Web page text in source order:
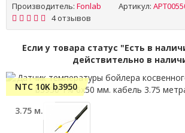
Производитель: Fonlab Артикул:
4 отзывов
Если у товара статус "Есть в
действительно в
NTC 10K b3950
3.75 м.